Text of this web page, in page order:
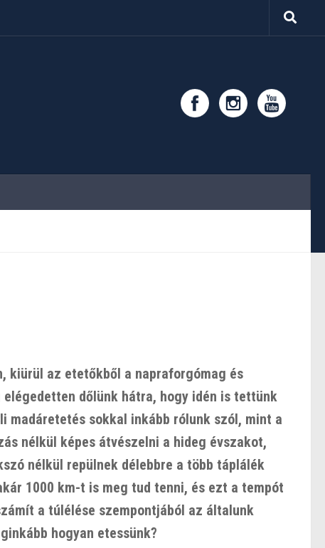
kiürül az etetőkből a napraforgómag és
dőlünk hátra, hogy idén is tettünk
sokkal inkább rólunk szól, mint a
nélkül képes átvészelni a hideg évszakot,
nélkül repülnek délebbre a több táplálék
1000 km-t is meg tud tenni, és ezt a tempót
a túlélése szempontjából az általunk
hogyan etessünk?